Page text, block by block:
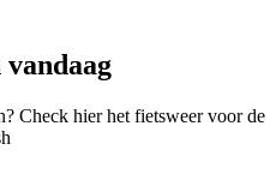
Check hier het fietsweer voor de